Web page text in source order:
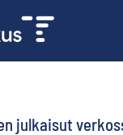
julkaisut